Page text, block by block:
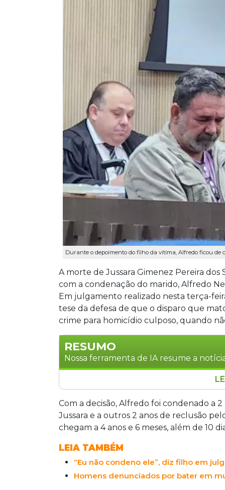
Durante o depoimento do filho da vitíma, Alfredo ficou de
A morte de Jussara Gimenez Pereira
com a condenação do marido, Alfredo
Em julgamento realizado nesta terça-
tese da defesa de que o disparo que
crime para homicídio culposo, quando
RESUMO
Nossa ferramenta de IA resume a
Alfredo Netto foi condenado a 4 anos
Gimenez Pereira dos Santos, ocorrida
jurados acolheram a tese de
vítima emocionou o plenário ao
Com a decisão, Alfredo foi condenado a
Jussara e a outros 2 anos de reclusão
chegam a 4 anos e 6 meses, além de 10
LEIA TAMBÉM
“Eu não condeno ele”, diz filho em
Homens denunciados por bater em